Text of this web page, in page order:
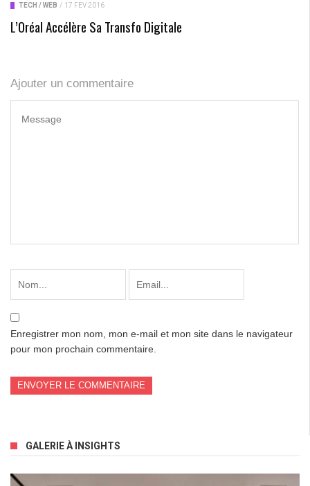
TECH / WEB / 17 FÉV 2016
L’Oréal Accélère Sa Transfo Digitale
Ajouter un commentaire
Enregistrer mon nom, mon e-mail et mon site dans le navigateur
pour mon prochain commentaire.
GALERIE À INSIGHTS